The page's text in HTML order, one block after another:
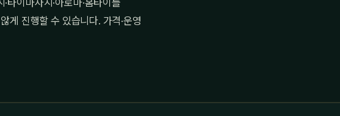
타이마사지·아로마·홈타이를
게 진행할 수 있습니다. 가격·운영